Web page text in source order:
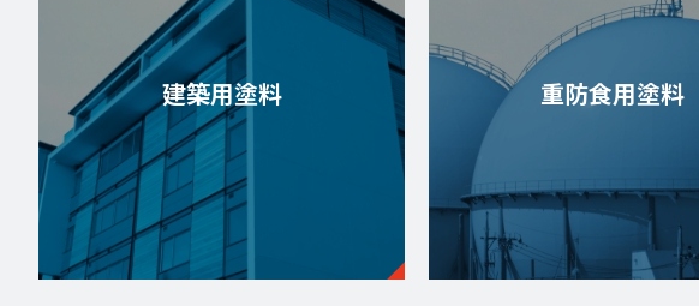
建築用塗料 重防食用塗料